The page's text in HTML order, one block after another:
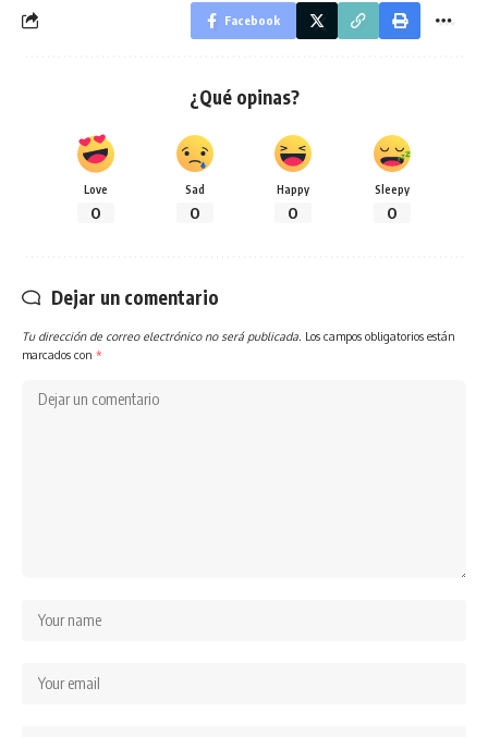
Facebook
¿Qué opinas?
Love
0
Sad
0
Happy
0
Sleepy
0
Dejar un comentario
Tu dirección de correo electrónico no será publicada. Los campos obligatorios están
marcados con *